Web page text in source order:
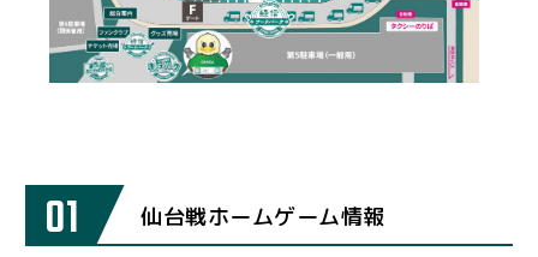
01 仙台戦ホームゲーム情報